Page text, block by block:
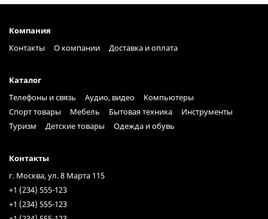
Компания
Контакты
О компании Доставка и оплата
Каталог
Телефоны и связь
Аудио, видео
Компьютеры
Спорт товары
Мебель Бытовая техника
Инструменты
Туризм
Детские товары Одежда и обувь
Контакты
г. Москва, ул. 8 Марта 115
+1 (234) 555-123
+1 (234) 555-123